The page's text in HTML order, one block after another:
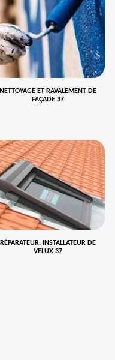
NETTOYAGE ET RAVALEMENT DE
FAÇADE 37
RÉPARATEUR, INSTALLATEUR DE
VELUX 37